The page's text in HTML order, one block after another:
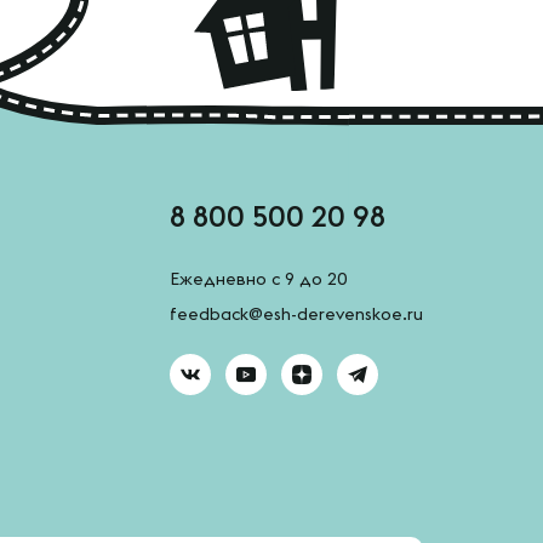
8 800 500 20 98
Ежедневно с 9 до 20
feedback@esh-derevenskoe.ru